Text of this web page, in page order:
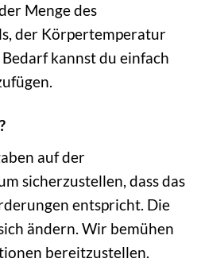
Menge des
der Körpertemperatur
kannst du einfach
auf der
sicherzustellen, dass das
entspricht. Die
ändern. Wir bemühen
bereitzustellen.